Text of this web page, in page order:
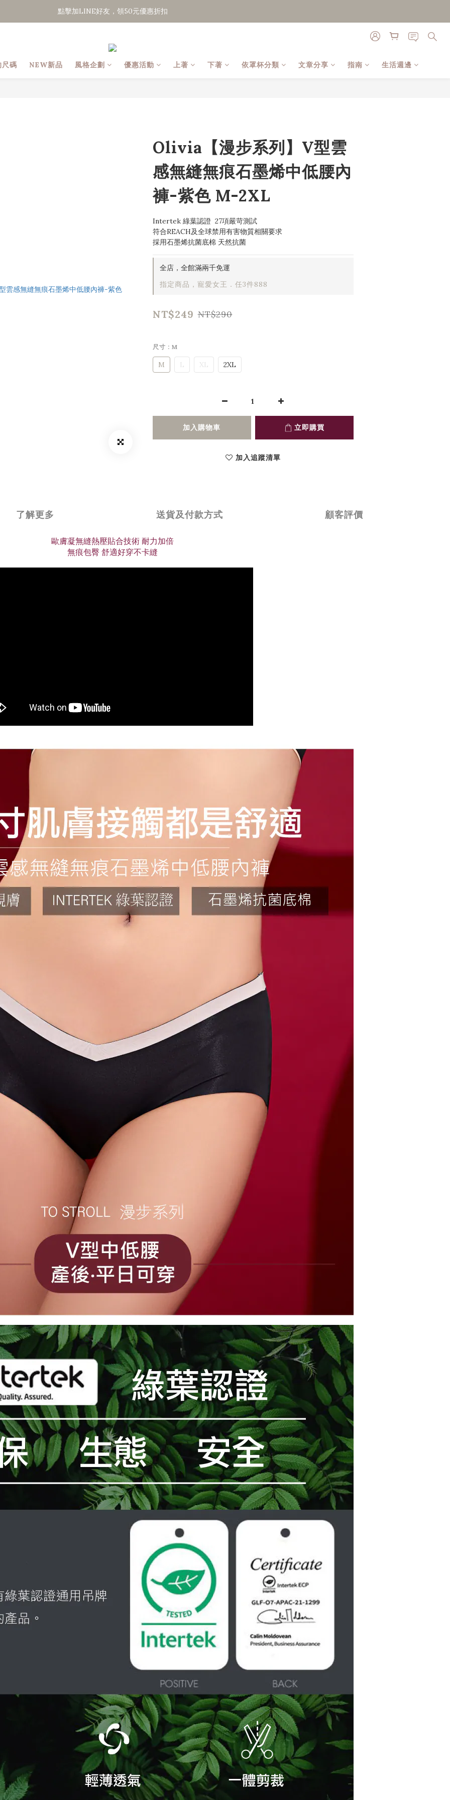
點擊加LINE好友，領50元優惠折扣
點擊加LINE好友，領50元優惠折扣
碼
NEW新品 風格企劃 優惠活動 上著 下著 依罩杯分類 文章分享 指南 生活週邊
Olivia【漫步系列】V型雲
感無縫無痕石墨烯中低腰內
褲-紫色 M-2XL
Intertek 綠葉認證  27項嚴苛測試
符合REACH及全球禁用有害物質相關要求
採用石墨烯抗菌底棉 天然抗菌
全店，全館滿兩千免運
指定商品，寵愛女王．任3件888
NT$249 NT$290
尺寸 : M
M L XL 2XL
加入購物車 立即購買
加入追蹤清單
了解更多 送貨及付款方式 顧客評價
歐膚凝無縫熱壓貼合技術 耐力加倍
無痕包臀 舒適好穿不卡縫